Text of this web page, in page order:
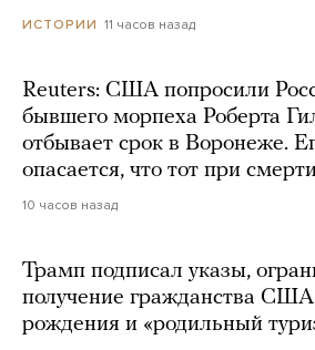
ИСТОРИИ 11 часов назад
Reuters: США попросили
бывшего морпеха Роберта
отбывает срок в Воронеже.
опасается, что тот при
10 часов назад
Трамп подписал указы,
получение гражданства США
рождения и «родильный